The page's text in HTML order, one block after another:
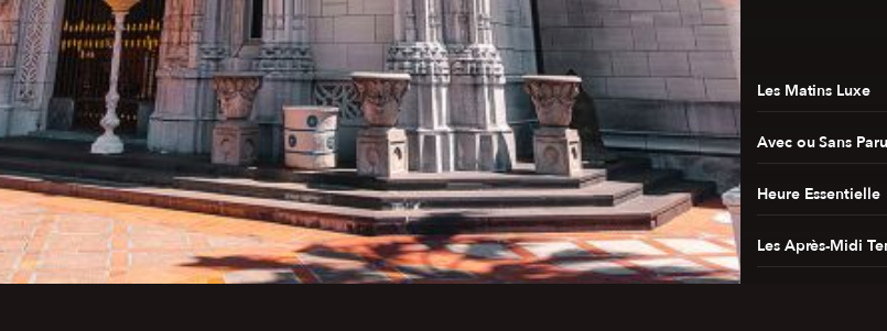
Les Matins Luxe
Avec ou Sans
Heure Essentielle
Les Après-Midi